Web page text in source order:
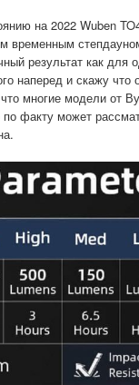
на 2022 Wuben
временным
результат как для
наперед и скажу
многие модели от
факту может